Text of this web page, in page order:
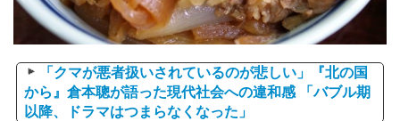
「クマが悪者扱いされているのが悲しい」『北の国
から』倉本聰が語った現代社会への違和感 「バブル期
以降、ドラマはつまらなくなった」